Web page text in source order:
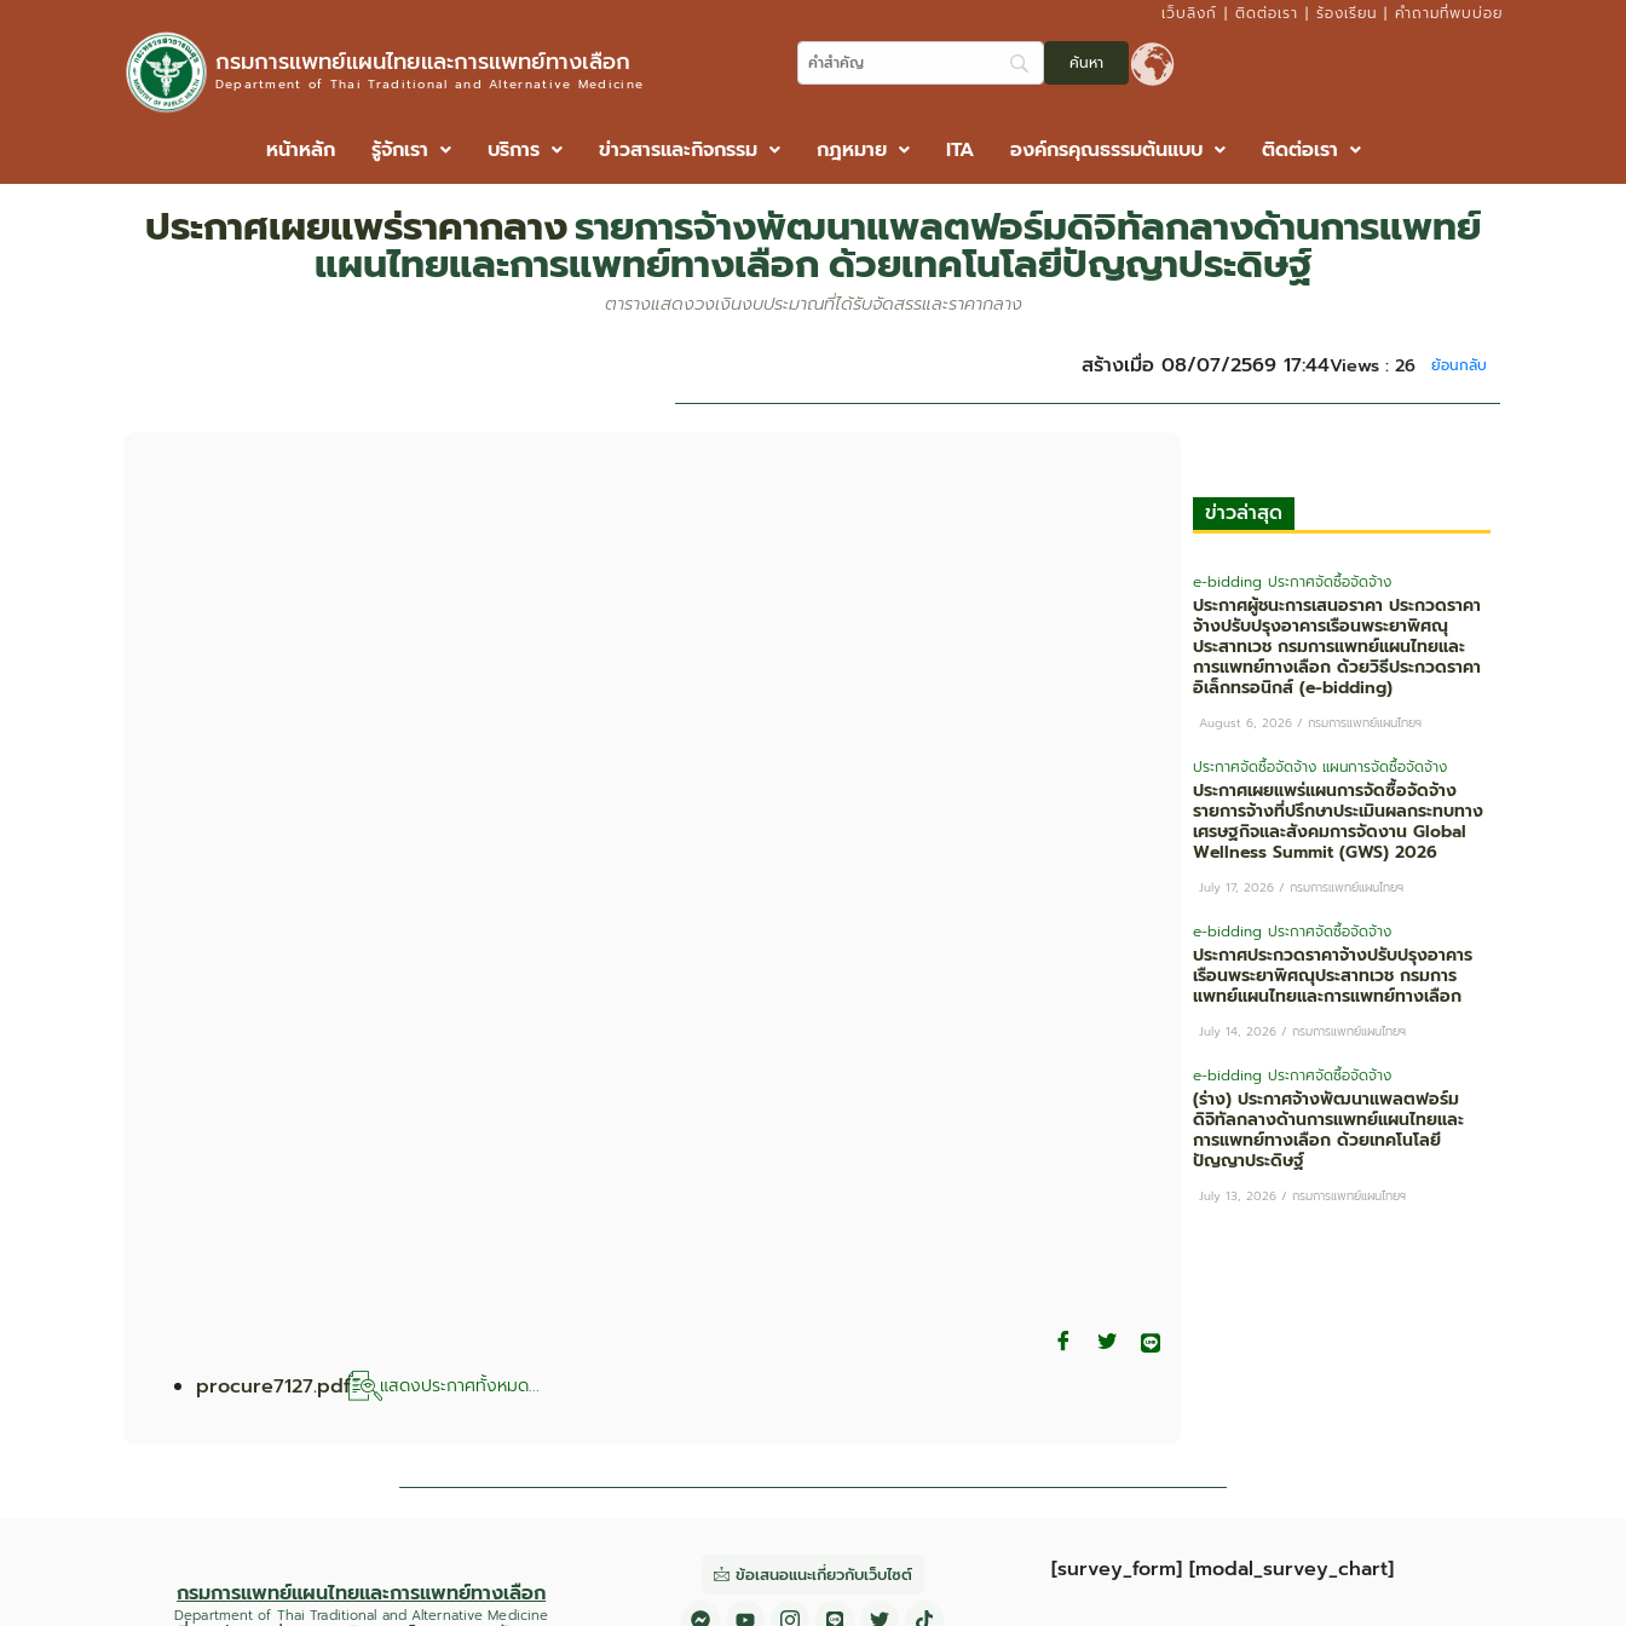
เว็บลิงก์ | ติดต่อเรา | ร้องเรียน | คำถามที่พบบ่อย
กรมการแพทย์แผนไทยและการแพทย์ทางเลือก
Department of Thai Traditional and Alternative Medicine
หน้าหลัก รู้จักเรา บริการ ข่าวสารและกิจกรรม กฎหมาย ITA องค์กรคุณธรรมต้นแบบ ติดต่อเรา
ประกาศเผยแพร่ราคากลางรายการจ้างพัฒนาแพลตฟอร์มดิจิทัลกลางด้านการแพทย์
แผนไทยและการแพทย์ทางเลือก ด้วยเทคโนโลยีปัญญาประดิษฐ์
ตารางแสดงวงเงินงบประมาณที่ได้รับจัดสรรและราคากลาง
สร้างเมื่อ 08/07/2569 17:44Views : 26 ย้อนกลับ
procure7127.pdf แสดงประกาศทั้งหมด...
ข่าวล่าสุด
e-bidding ประกาศจัดซื้อจัดจ้าง
ประกาศผู้ชนะการเสนอราคา ประกวดราคา
จ้างปรับปรุงอาคารเรือนพระยาพิศณุ
ประสาทเวช กรมการแพทย์แผนไทยและ
การแพทย์ทางเลือก ด้วยวิธีประกวดราคา
อิเล็กทรอนิกส์ (e-bidding)
August 6, 2026 /กรมการแพทย์แผนไทยฯ
ประกาศจัดซื้อจัดจ้าง แผนการจัดซื้อจัดจ้าง
ประกาศเผยแพร่แผนการจัดซื้อจัดจ้าง
รายการจ้างที่ปรึกษาประเมินผลกระทบทาง
เศรษฐกิจและสังคมการจัดงาน Global
Wellness Summit (GWS) 2026
July 17, 2026 /กรมการแพทย์แผนไทยฯ
e-bidding ประกาศจัดซื้อจัดจ้าง
ประกาศประกวดราคาจ้างปรับปรุงอาคาร
เรือนพระยาพิศณุประสาทเวช กรมการ
แพทย์แผนไทยและการแพทย์ทางเลือก
July 14, 2026 /กรมการแพทย์แผนไทยฯ
e-bidding ประกาศจัดซื้อจัดจ้าง
(ร่าง) ประกาศจ้างพัฒนาแพลตฟอร์ม
ดิจิทัลกลางด้านการแพทย์แผนไทยและ
การแพทย์ทางเลือก ด้วยเทคโนโลยี
ปัญญาประดิษฐ์
July 13, 2026 /กรมการแพทย์แผนไทยฯ
กรมการแพทย์แผนไทยและการแพทย์ทางเลือก
Department of Thai Traditional and Alternative Medicine
ข้อเสนอแนะเกี่ยวกับเว็บไซต์ [survey_form] [modal_survey_chart]